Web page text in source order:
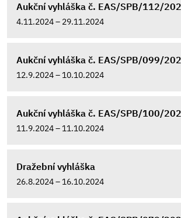
Aukční vyhláška č. EAS/SPB/112/
4.11.2024 – 29.11.2024
Aukční vyhláška č. EAS/SPB/099/
12.9.2024 – 10.10.2024
Aukční vyhláška č. EAS/SPB/100/
11.9.2024 – 11.10.2024
Dražební vyhláška
26.8.2024 – 16.10.2024